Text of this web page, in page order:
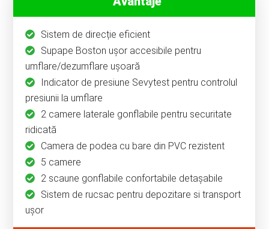
Sistem de direcție eficient
Supape Boston ușor accesibile pentru
umflare/dezumflare ușoară
Indicator de presiune Sevytest pentru controlul
presiunii la umflare
2 camere laterale gonflabile pentru securitate
ridicată
Camera de podea cu bare din PVC rezistent
5 camere
2 scaune gonflabile confortabile detașabile
Sistem de rucsac pentru depozitare si transport
uşor